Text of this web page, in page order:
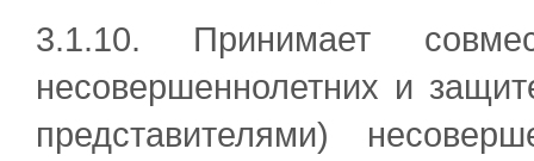
3.1.10. Принимает
несовершеннолетних и
представителями)